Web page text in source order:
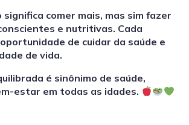
significa comer mais, mas sim fazer
e nutritivas. Cada
de cuidar da saúde e
de vida.
é sinônimo de saúde,
estar em todas as idades.